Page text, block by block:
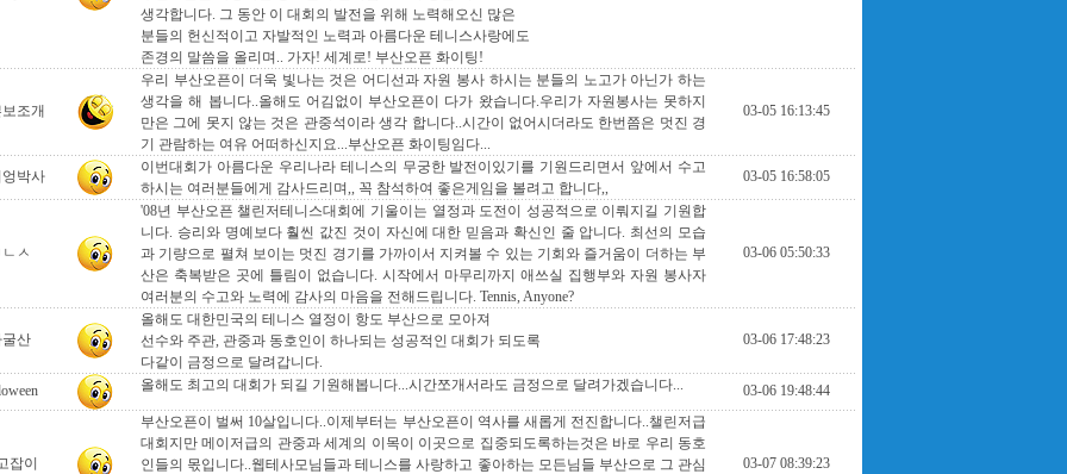
생각합니다. 그 동안 이 대회의 발전을 위해 노력해오신 많은
분들의 헌신적이고 자발적인 노력과 아름다운 테니스사랑에도
존경의 말씀을 올리며.. 가자! 세계로! 부산오픈 화이팅!
조개
우리 부산오픈이 더욱 빛나는 것은 어디선과 자원 봉사 하시는 분들의 노고가 아닌가 하는
생각을 해 봅니다..올해도 어김없이 부산오픈이 다가 왔습니다.우리가 자원봉사는 못하지
만은 그에 못지 않는 것은 관중석이라 생각 합니다..시간이 없어시더라도 한번쯤은 멋진 경
기 관람하는 여유 어떠하신지요...부산오픈 화이팅임다...
03-05 16:13:45
엉박사
이번대회가 아름다운 우리나라 테니스의 무궁한 발전이있기를 기원드리면서 앞에서 수고
하시는 여러분들에게 감사드리며,, 꼭 참석하여 좋은게임을 볼려고 합니다,,
03-05 16:58:05
ㄴㅅ
'08년 부산오픈 챌린저테니스대회에 기울이는 열정과 도전이 성공적으로 이뤄지길 기원합
니다. 승리와 명예보다 훨씬 값진 것이 자신에 대한 믿음과 확신인 줄 압니다. 최선의 모습
과 기량으로 펼쳐 보이는 멋진 경기를 가까이서 지켜볼 수 있는 기회와 즐거움이 더하는 부
산은 축복받은 곳에 틀림이 없습니다. 시작에서 마무리까지 애쓰실 집행부와 자원 봉사자
여러분의 수고와 노력에 감사의 마음을 전해드립니다. Tennis, Anyone?
03-06 05:50:33
굴산
올해도 대한민국의 테니스 열정이 항도 부산으로 모아져
선수와 주관, 관중과 동호인이 하나되는 성공적인 대회가 되도록
다같이 금정으로 달려갑니다.
03-06 17:48:23
올해도 최고의 대회가 되길 기원해봅니다...시간쪼개서라도 금정으로 달려가겠습니다... 03-06 19:48:44
잡이
부산오픈이 벌써 10살입니다..이제부터는 부산오픈이 역사를 새롭게 전진합니다..챌린저급
대회지만 메이저급의 관중과 세계의 이목이 이곳으로 집중되도록하는것은 바로 우리 동호
인들의 몫입니다..웹테사모님들과 테니스를 사랑하고 좋아하는 모든님들 부산으로 그 관심
03-07 08:39:23